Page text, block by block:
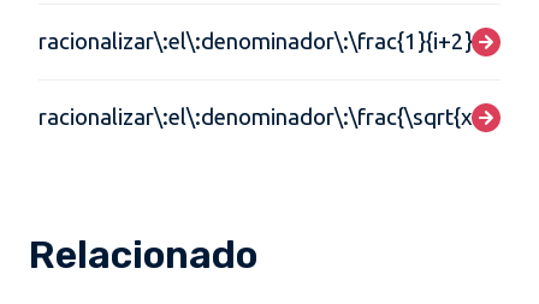
racionalizar\:el\:denominador\:\frac{1}{i+2}
Relacionado